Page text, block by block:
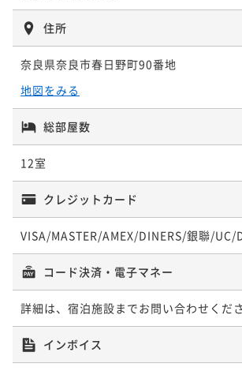
ポイント即利用で
2
住所
奈良県奈良市春日野町90番地
地図をみる
総部屋数
12室
クレジットカード
VISA/MASTER/AMEX/DINERS/銀聯/UC/
コード決済・電子マネー
詳細は、宿泊施設までお問い合わせくださ
インボイス